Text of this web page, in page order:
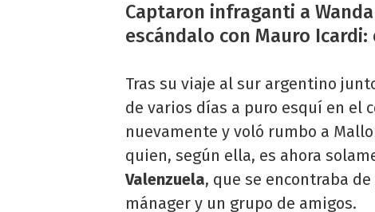
Captaron infraganti a
escándalo con Mauro Icardi:
Tras su viaje al sur argentino
de varios días a puro esquí en el
nuevamente y voló rumbo a
quien, según ella, es ahora
Valenzuela, que se encontraba
mánager y un grupo de amigos.